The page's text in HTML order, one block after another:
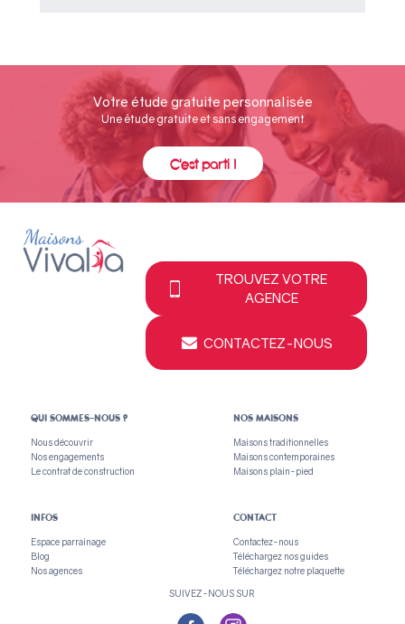
Votre étude gratuite personnalisée
Une étude gratuite et sans engagement
C'est parti !
TROUVEZ VOTRE
AGENCE
CONTACTEZ-NOUS
QUI SOMMES-NOUS ?
Nous découvrir
Nos engagements
Le contrat de construction
NOS MAISONS
Maisons traditionnelles
Maisons contemporaines
Maisons plain-pied
INFOS
Espace parrainage
Blog
Nos agences
CONTACT
Contactez-nous
Téléchargez nos guides
Téléchargez notre plaquette
SUIVEZ-NOUS SUR